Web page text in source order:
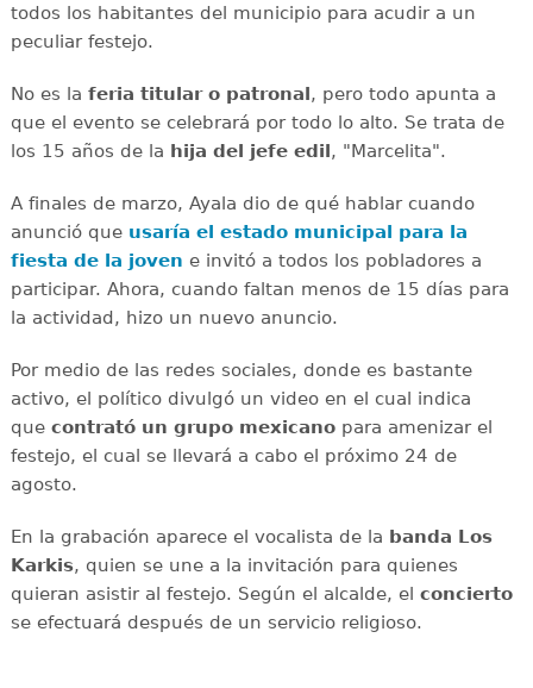
todos los habitantes del municipio para acudir a un
peculiar festejo.
No es la feria titular o patronal, pero todo apunta a
que el evento se celebrará por todo lo alto. Se trata de
los 15 años de la hija del jefe edil, "Marcelita".
A finales de marzo, Ayala dio de qué hablar cuando
anunció que usaría el estado municipal para la
fiesta de la joven e invitó a todos los pobladores a
participar. Ahora, cuando faltan menos de 15 días para
la actividad, hizo un nuevo anuncio.
Por medio de las redes sociales, donde es bastante
activo, el político divulgó un video en el cual indica
que contrató un grupo mexicanopara amenizar el
festejo, el cual se llevará a cabo el próximo 24 de
agosto.
En la grabación aparece el vocalista de la banda Los
Karkis, quien se une a la invitación para quienes
quieran asistir al festejo. Según el alcalde, el concierto
se efectuará después de un servicio religioso.